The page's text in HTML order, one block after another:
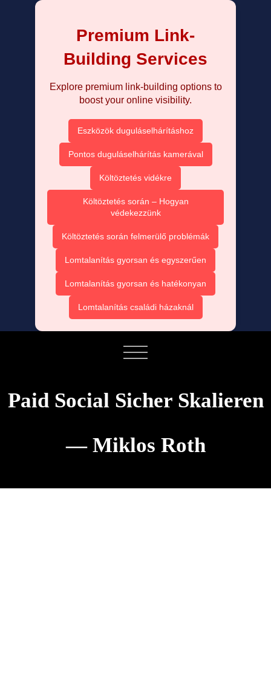
Premium Link-
Building Services
Explore premium link-building options to
boost your online visibility.
Eszközök duguláselhárításhoz
Pontos duguláselhárítás kamerával
Költöztetés vidékre
Költöztetés során – Hogyan
védekezzünk
Költöztetés során felmerülő problémák
Lomtalanítás gyorsan és egyszerűen
Lomtalanítás gyorsan és hatékonyan
Lomtalanítás családi házaknál
Paid Social Sicher Skalieren
— Miklos Roth